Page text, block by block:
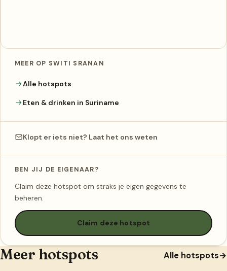
MEER OP SWITI SRANAN
Alle hotspots
Eten & drinken in Suriname
Klopt er iets niet? Laat het ons weten
BEN JIJ DE EIGENAAR?
Claim deze hotspot om straks je eigen gegevens te
beheren.
Claim deze hotspot
Meer hotspots Alle hotspots→